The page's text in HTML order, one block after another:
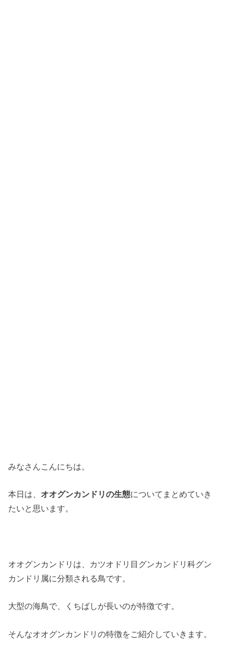
みなさんこんにちは。
本日は、 オオグンカンドリの生態についてまとめていき
たいと思います。
オオグンカンドリは、カツオドリ目グンカンドリ科グン
カンドリ属に分類される鳥です。
大型の海鳥で、くちばしが長いのが特徴です。
そんなオオグンカンドリの特徴をご紹介していきます。